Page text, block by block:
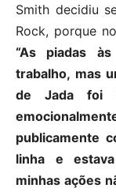
Smith decidiu
Rock, porque
“As piadas
trabalho, mas
de Jada foi
publicamente
linha e
minhas ações